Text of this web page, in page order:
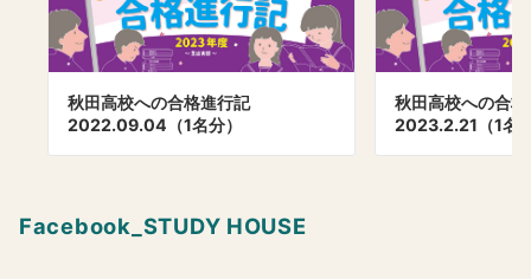
秋田高校への合格進行記
2022.09.04（1名分）
秋田高校への合
2023.2.21（1名
Facebook_STUDY HOUSE